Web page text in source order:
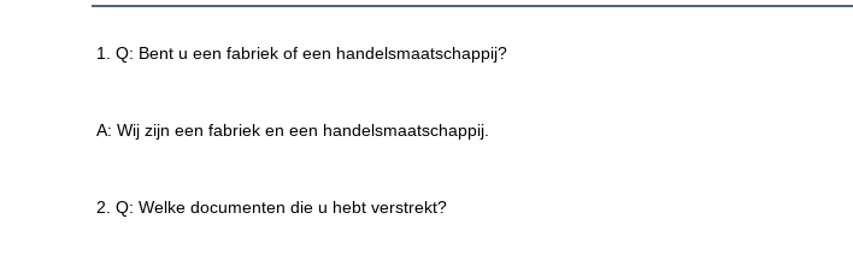
1. Q: Bent u een fabriek of een handelsmaatschappij?
A: Wij zijn een fabriek en een handelsmaatschappij.
2. Q: Welke documenten die u hebt verstrekt?